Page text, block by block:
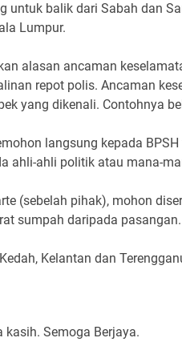
untuk balik dari Sabah dan
Lumpur.
alasan ancaman
repot polis. Ancaman
yang dikenali. Contohnya
langsung kepada
ahli-ahli politik atau mana-
(sebelah pihak), mohon
sumpah daripada pasangan.
Kelantan dan
kasih. Semoga Berjaya.